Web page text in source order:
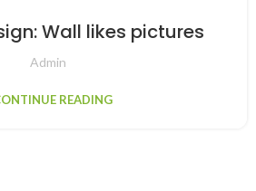
Wall likes pictures
Admin
READING